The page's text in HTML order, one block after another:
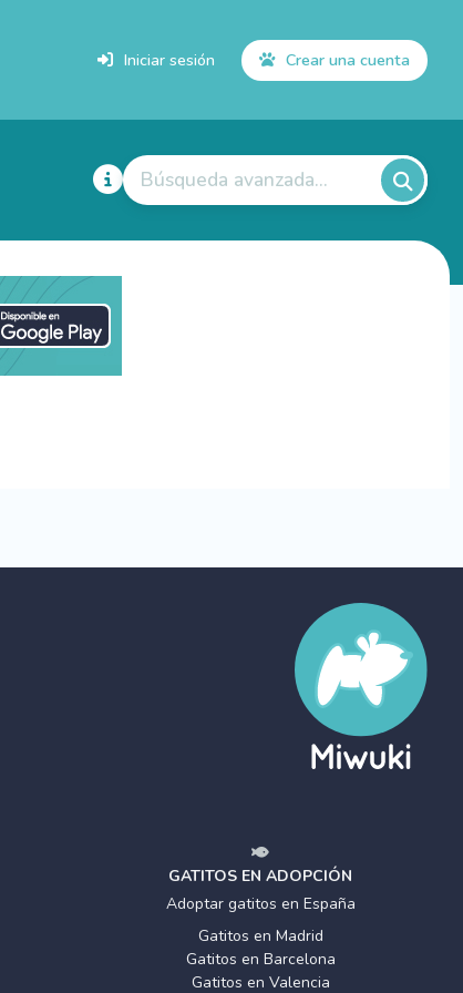
Iniciar sesión Crear una cuenta
Búsqueda avanzada...
GATITOS EN ADOPCIÓN
Adoptar gatitos en España
Gatitos en Madrid
Gatitos en Barcelona
Gatitos en Valencia